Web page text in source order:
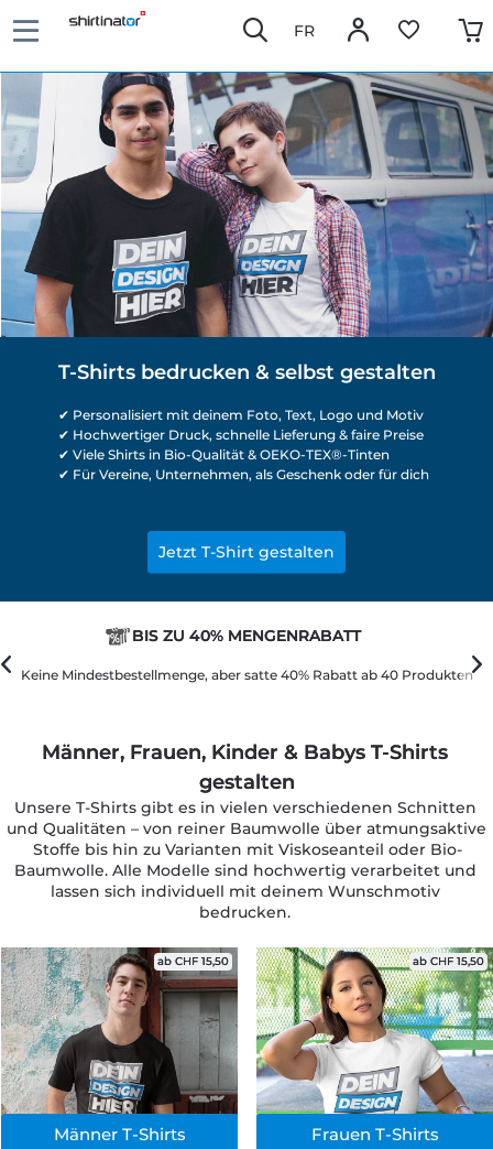
FR
T-Shirts bedrucken & selbst gestalten
✔ Personalisiert mit deinem Foto, Text, Logo und Motiv
✔ Hochwertiger Druck, schnelle Lieferung & faire Preise
✔ Viele Shirts in Bio-Qualität & OEKO-TEX®-Tinten
✔ Für Vereine, Unternehmen, als Geschenk oder für dich
Jetzt T-Shirt gestalten
BIS ZU 40% MENGENRABATT
Keine Mindestbestellmenge, aber satte 40% Rabatt ab 40 Produkten
Männer, Frauen, Kinder & Babys T-Shirts
gestalten
Unsere T-Shirts gibt es in vielen verschiedenen Schnitten
und Qualitäten – von reiner Baumwolle über atmungsaktive
Stoffe bis hin zu Varianten mit Viskoseanteil oder Bio-
Baumwolle. Alle Modelle sind hochwertig verarbeitet und
lassen sich individuell mit deinem Wunschmotiv
bedrucken.
ab CHF 15,50
Frauen T-Shirts
ab CHF 15,50
Männer T-Shirts